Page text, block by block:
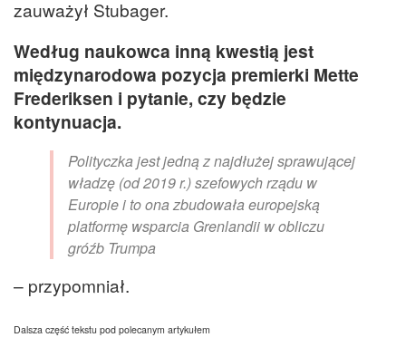
zauważył Stubager.
Według naukowca inną kwestią jest
międzynarodowa pozycja premierki Mette
Frederiksen i pytanie, czy będzie
kontynuacja.
Polityczka jest jedną z najdłużej sprawującej
władzę (od 2019 r.) szefowych rządu w
Europie i to ona zbudowała europejską
platformę wsparcia Grenlandii w obliczu
gróźb Trumpa
– przypomniał.
Dalsza część tekstu pod polecanym artykułem